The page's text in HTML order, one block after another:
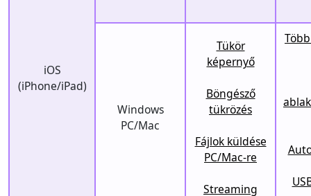
iOS
(iPhone/iPad)
Windows
PC/Mac
Tükör
képernyő
Böngésző
tükrözés
Fájlok küldése
PC/Mac-re
Streaming